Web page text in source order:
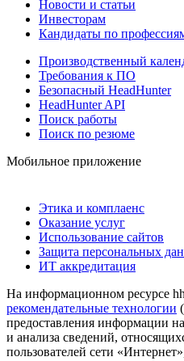
Новости и статьи
Инвесторам
Кандидаты по
Производственный
Требования к ПО
Безопасный HeadHunter
HeadHunter API
Поиск работы
Поиск по резюме
Мобильное приложение
Этика и комплаенс
Оказание услуг
Использование сайтов
Защита персональных
ИТ аккредитация
На информационном ресурсе
рекомендательные технологии
предоставления информации
и анализа сведений,
пользователей сети